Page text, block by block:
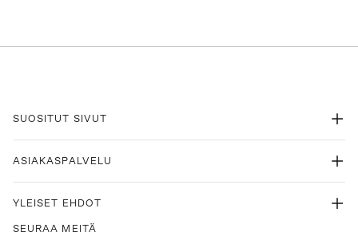
SUOSITUT SIVUT
ASIAKASPALVELU
YLEISET EHDOT
SEURAA MEITÄ